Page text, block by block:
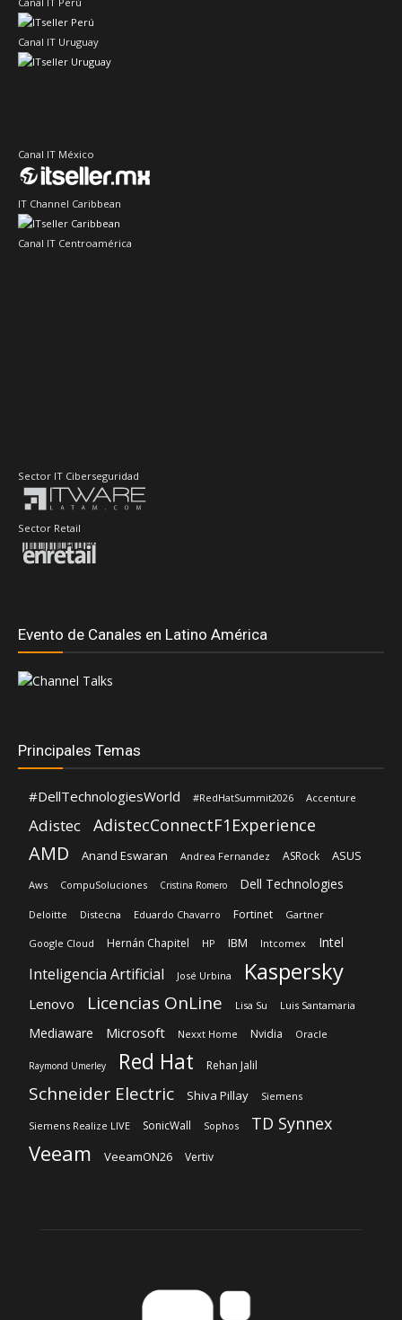
Canal IT Uruguay
Canal IT México
IT Channel Caribbean
Canal IT Centroamérica
Sector IT Ciberseguridad
Sector Retail
Evento de Canales en Latino América
Principales Temas
#DellTechnologiesWorld #RedHatSummit2026 Accenture
Adistec AdistecConnectF1Experience
AMD Anand Eswaran Andrea Fernandez ASRock ASUS
Aws CompuSoluciones Cristina Romero Dell Technologies
Deloitte Distecna Eduardo Chavarro Fortinet Gartner
Google Cloud Hernán Chapitel HP IBM Intcomex Intel
Inteligencia Artificial José Urbina Kaspersky
Lenovo Licencias OnLine Lisa Su Luis Santamaria
Mediaware Microsoft Nexxt Home Nvidia Oracle
Raymond Umerley Red Hat Rehan Jalil
Schneider Electric Shiva Pillay Siemens
Siemens Realize LIVE SonicWall Sophos TD Synnex
Veeam VeeamON26 Vertiv